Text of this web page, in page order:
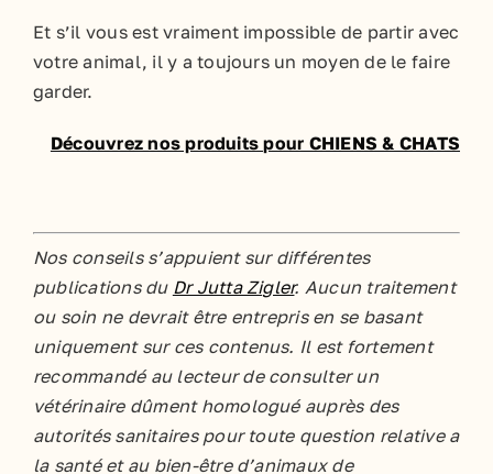
Et s’il vous est vraiment impossible de partir avec
votre animal, il y a toujours un moyen de le faire
garder.
Découvrez nos produits pour CHIENS & CHATS
Nos conseils s’appuient sur différentes
publications du Dr Jutta Zigler. Aucun traitement
ou soin ne devrait être entrepris en se basant
uniquement sur ces contenus. Il est fortement
recommandé au lecteur de consulter un
vétérinaire dûment homologué auprès des
autorités sanitaires pour toute question relative а
la santé et au bien-être d’animaux de